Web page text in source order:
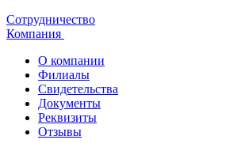
Сотрудничество
Компания
О компании
Филиалы
Свидетельства
Документы
Реквизиты
Отзывы